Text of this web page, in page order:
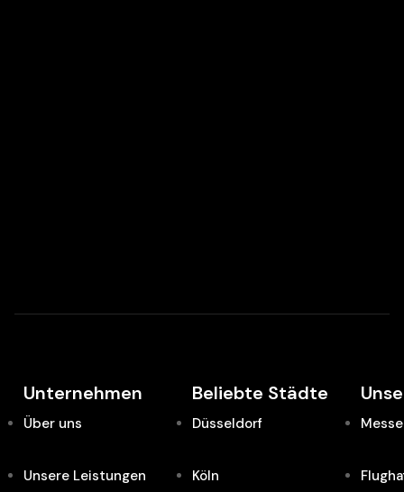
Unternehmen
Über uns
Unsere Leistungen
Beliebte Städte
Düsseldorf
Köln